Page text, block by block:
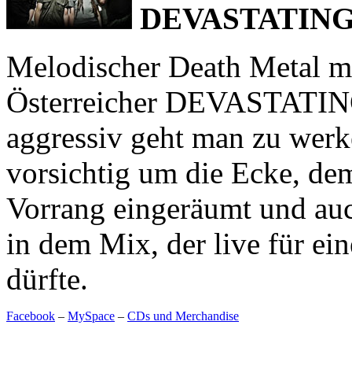
Melodischer Death Metal
Österreicher
aggressiv geht man zu
vorsichtig um die Ecke,
Vorrang eingeräumt und
in dem Mix, der live für
dürfte.
Facebook – MySpace – CDs und Merchandise